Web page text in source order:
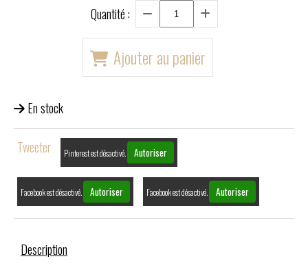
Quantité :
Ajouter au panier
En stock
Tweeter Pinterest est désactivé. Autoriser
Facebook est désactivé. Autoriser Facebook est désactivé. Autoriser
Description